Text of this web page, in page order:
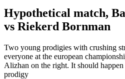
Hypothetical match,
vs Riekerd Bornman
Two young prodigies with crushing
everyone at the european
Alizhan on the right. It should happen
prodigy